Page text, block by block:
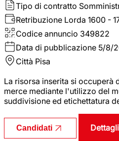
Tipo di contratto
Retribuzione Lorda 1600 -
Codice annuncio 349822
Data di pubblicazione 5/8/
Città Pisa
La risorsa inserita si occuperà
merce mediante l'utilizzo del
suddivisione ed etichettatura
Candidati